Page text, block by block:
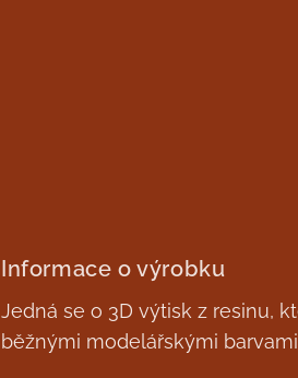
Informace o výrobku
Jedná se o 3D výtisk z resinu,
běžnými modelářskými